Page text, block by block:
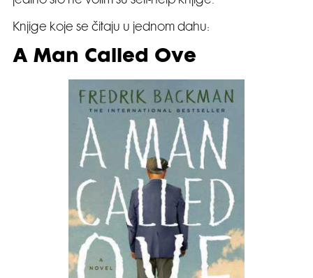
Knjige koje se čitaju u jednom dahu:
A Man Called Ove